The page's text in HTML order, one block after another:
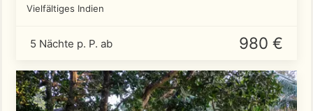
Vielfältiges Indien
5 Nächte p. P. ab 980 €